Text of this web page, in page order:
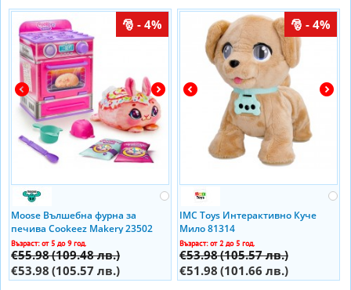
- 4%
Moose Вълшебна фурна за
печива Cookeez Makery 23502
Възраст: от 5 до 9 год.
€55.98(109.48 лв.)
€53.98 (105.57 лв.)
- 4%
IMC Toys Интерактивно Куче
Мило 81314
Възраст: от 2 до 5 год.
€53.98(105.57 лв.)
€51.98 (101.66 лв.)